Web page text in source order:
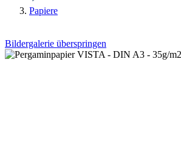
Papiere
Bildergalerie überspringen